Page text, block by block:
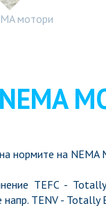
мотори
нормите на NEMA
TEFC -
напр. TENV -